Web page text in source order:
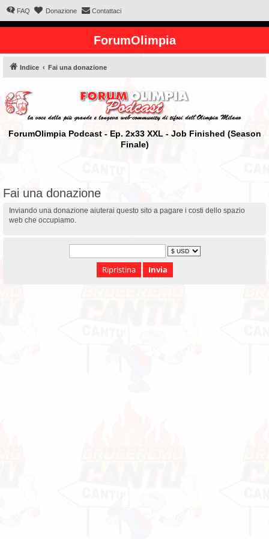
FAQ Donazione Contattaci
ForumOlimpia
Indice Fai una donazione
ForumOlimpia Podcast - Ep. 2x33 XXL - Job Finished (Season
Finale)
Fai una donazione
Inviando una donazione aiuterai questo sito a pagare i costi dello spazio
web che occupiamo.